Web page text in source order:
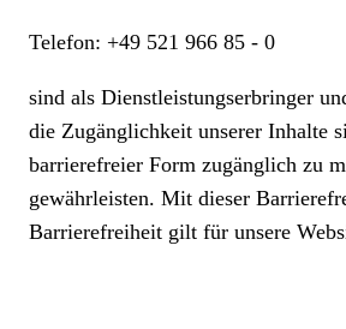
Telefon: +49 521 966 85 - 0
sind als Dienstleistungserbringer
die Zugänglichkeit unserer Inhalte
barrierefreier Form zugänglich zu
gewährleisten. Mit dieser
Barrierefreiheit gilt für unsere